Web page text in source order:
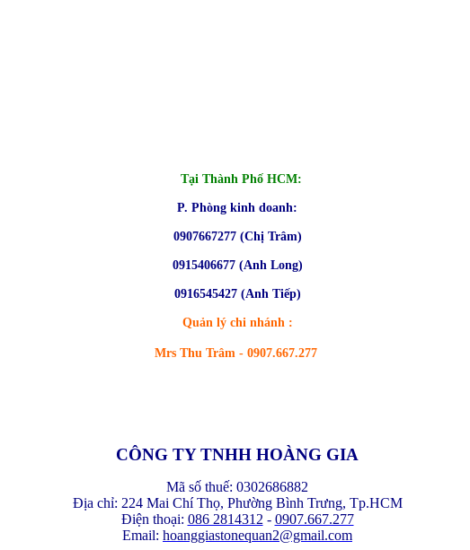
Tại Thành Phố HCM:
P. Phòng kinh doanh:
0907667277 (Chị Trâm)
0915406677 (Anh Long)
0916545427 (Anh Tiếp)
Quản lý chi nhánh :
Mrs Thu Trâm - 0907.667.277
CÔNG TY TNHH HOÀNG GIA
Mã số thuế: 0302686882
Địa chỉ: 224 Mai Chí Thọ, Phường Bình Trưng, Tp.HCM
Điện thoại: 086 2814312 - 0907.667.277
Email: hoanggiastonequan2@gmail.com